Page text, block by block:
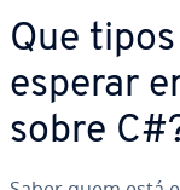
Que
esperar
sobre